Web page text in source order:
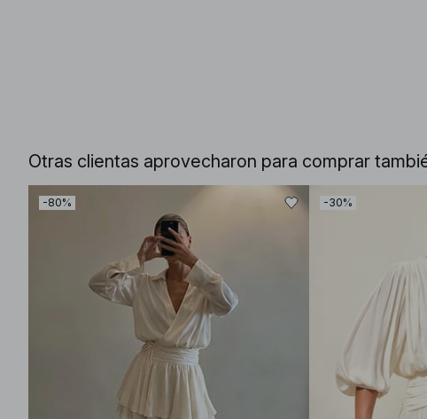
Otras clientas aprovecharon para comprar
-80% -30%